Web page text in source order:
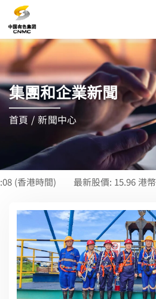
集團和企業新聞
首頁 / 新聞中心